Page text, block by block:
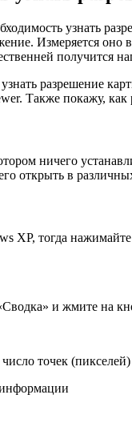
узнать
Измеряется
получится
разрешение
Также покажу,
ничего
открыть в
XP, тогда
и жмите на
число точек